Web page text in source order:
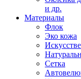
и др.
Материалы
Флок
Эко кожа
Сетка